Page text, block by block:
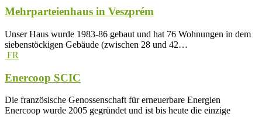
Mehrparteienhaus in Veszprém
Unser Haus wurde 1983-86 gebaut und hat 76 Wohnungen in dem
siebenstöckigen Gebäude (zwischen 28 und 42…
FR
Enercoop SCIC
Die französische Genossenschaft für erneuerbare Energien
Enercoop wurde 2005 gegründet und ist bis heute die einzige